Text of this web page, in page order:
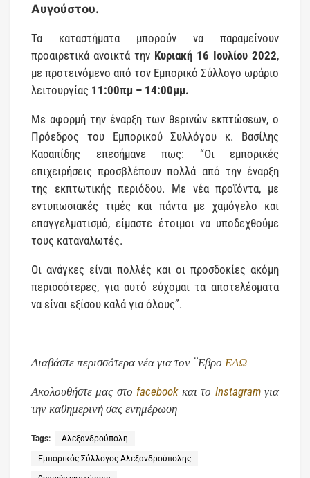
Αυγούστου.
Τα καταστήματα μπορούν να παραμείνουν
προαιρετικά ανοικτά την Κυριακή 16 Ιουλίου 2022,
με προτεινόμενο από τον Εμπορικό Σύλλογο ωράριο
λειτουργίας 11:00πμ – 14:00μμ.
Με αφορμή την έναρξη των θερινών εκπτώσεων, ο
Πρόεδρος του Εμπορικού Συλλόγου κ. Βασίλης
Κασαπίδης επεσήμανε πως: “Οι εμπορικές
επιχειρήσεις προσβλέπουν πολλά από την έναρξη
της εκπτωτικής περιόδου. Με νέα προϊόντα, με
εντυπωσιακές τιμές και πάντα με χαμόγελο και
επαγγελματισμό, είμαστε έτοιμοι να υποδεχθούμε
τους καταναλωτές.
Οι ανάγκες είναι πολλές και οι προσδοκίες ακόμη
περισσότερες, για αυτό εύχομαι τα αποτελέσματα
να είναι εξίσου καλά για όλους”.
Διαβάστε περισσότερα νέα για τον ¨Εβρο ΕΔΩ
Ακολουθήστε μας στο facebookκαι το Instagramγια
την καθημερινή σας ενημέρωση
Tags: Αλεξανδρούπολη
Εμπορικός Σύλλογος Αλεξανδρούπολης